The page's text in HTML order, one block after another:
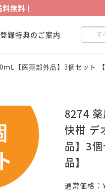
無料！
録特典のご案内
L【医薬部外品】3個セット 【
8274
快柑 デ
品】3
品】
通常価格：